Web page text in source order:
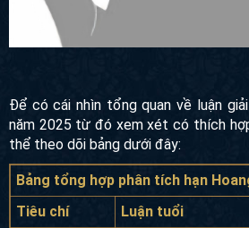
Để có cái nhìn tổng quan về luận
năm 2025 từ đó xem xét có thích
thể theo dõi bảng dưới đây:
Bảng tổng hợp phân tích hạn